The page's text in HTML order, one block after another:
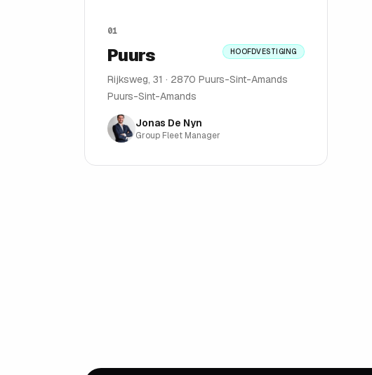
01
Puurs HOOFDVESTIGING
Rijksweg, 31 · 2870 Puurs-Sint-Amands
Puurs-Sint-Amands
Jonas De Nyn
Group Fleet Manager